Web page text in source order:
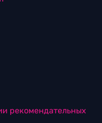
рекомендательных